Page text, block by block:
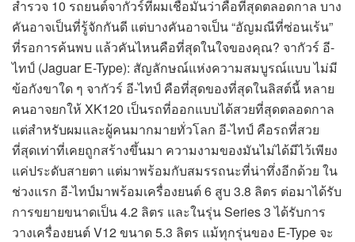
สำรวจ 10 รถยนต์จากัวร์ที่ผมเชื่อมั่นว่าคือที่สุดตลอดกาล บาง
คันอาจเป็นที่รู้จักกันดี แต่บางคันอาจเป็น “อัญมณีที่ซ่อนเร้น”
ที่รอการค้นพบ แล้วคันไหนคือที่สุดในใจของคุณ? จากัวร์ อี-
ไทป์ (Jaguar E-Type): สัญลักษณ์แห่งความสมบูรณ์แบบ ไม่มี
ข้อกังขาใด ๆ จากัวร์ อี-ไทป์ คือที่สุดของที่สุดในลิสต์นี้ หลาย
คนอาจยกให้ XK120 เป็นรถที่ออกแบบได้สวยที่สุดตลอดกาล
แต่สำหรับผมและผู้คนมากมายทั่วโลก อี-ไทป์ คือรถที่สวย
ที่สุดเท่าที่เคยถูกสร้างขึ้นมา ความงามของมันไม่ได้มีไว้เพียง
แค่ประดับสายตา แต่มาพร้อมกับสมรรถนะที่น่าทึ่งอีกด้วย ใน
ช่วงแรก อี-ไทป์มาพร้อมเครื่องยนต์ 6 สูบ 3.8 ลิตร ต่อมาได้รับ
การขยายขนาดเป็น 4.2 ลิตร และในรุ่น Series 3 ได้รับการ
วางเครื่องยนต์ V12 ขนาด 5.3 ลิตร แม้ทุกรุ่นของ E-Type จะ